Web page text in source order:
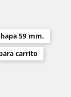
59 mm.
carrito